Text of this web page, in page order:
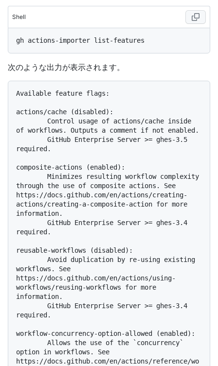
Shell
次のような出力が表示されます。
Available feature flags:
actions/cache (disabled):
of workflows. Outputs a comment if not enabled.
required.
composite-actions (enabled):
through the use of composite actions. See
https://docs.github.com/en/actions/creating-
actions/creating-a-composite-action for more
information.
required.
reusable-workflows (disabled):
workflows. See
https://docs.github.com/en/actions/using-
workflows/reusing-workflows for more
information.
required.
workflow-concurrency-option-allowed (enabled):
option in workflows. See
https://docs.github.com/en/actions/reference/wo